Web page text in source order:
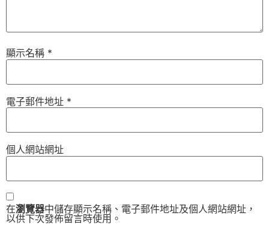
顯示名稱 *
電子郵件地址 *
個人網站網址
在瀏覽器中儲存顯示名稱、電子郵件地址及個人網站網址，
以供下次發佈留言時使用。